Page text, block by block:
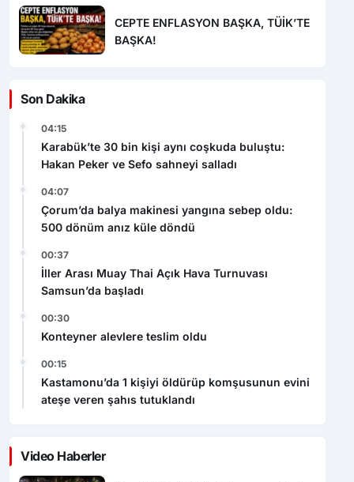
CEPTE ENFLASYON BAŞKA, TÜİK’TE
BAŞKA!
Son Dakika
04:15
Karabük’te 30 bin kişi aynı coşkuda buluştu:
Hakan Peker ve Sefo sahneyi salladı
04:07
Çorum’da balya makinesi yangına sebep oldu:
500 dönüm anız küle döndü
00:37
İller Arası Muay Thai Açık Hava Turnuvası
Samsun’da başladı
00:30
Konteyner alevlere teslim oldu
00:15
Kastamonu’da 1 kişiyi öldürüp komşusunun evini
ateşe veren şahıs tutuklandı
Video Haberler